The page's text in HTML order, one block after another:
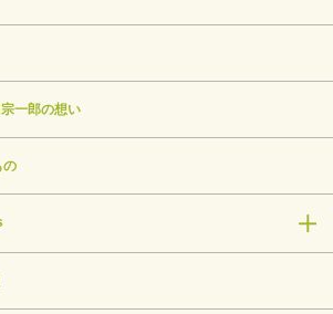
一郎の想い
の